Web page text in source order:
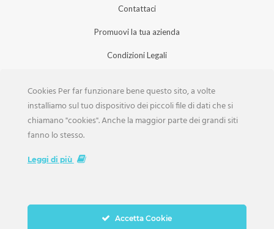
Contattaci
Promuovi la tua azienda
Condizioni Legali
Iscrizione Aziende
Scarica la Rivista
Cookies Per far funzionare bene questo sito, a volte
installiamo sul tuo dispositivo dei piccoli file di dati che si
chiamano "cookies". Anche la maggior parte dei grandi siti
fanno lo stesso.
Leggi di più
Accetta Cookie